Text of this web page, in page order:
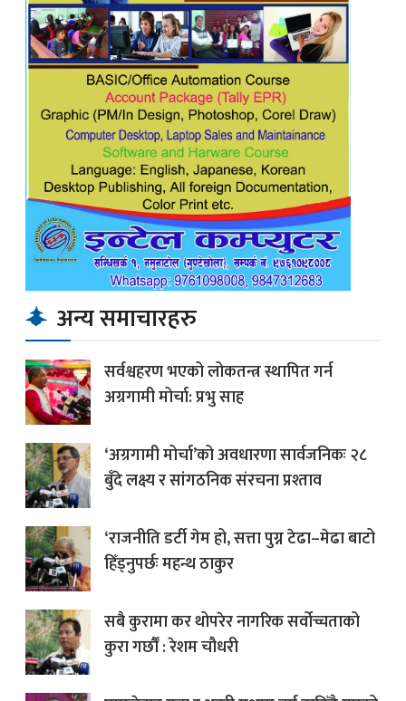
अन्य समाचारहरु
सर्वश्वहरण भएको लोकतन्त्र स्थापित गर्न
अग्रगामी मोर्चा: प्रभु साह
‘अग्रगामी मोर्चा’को अवधारणा सार्वजनिकः २८
बुँदे लक्ष्य र सांगठनिक संरचना प्रश्ताव
‘राजनीति डर्टी गेम हो, सत्ता पुग्न टेढा–मेढा बाटो
हिँड्नुपर्छः महन्थ ठाकुर
सबै कुरामा कर थोपरेर नागरिक सर्वोच्चताको
कुरा गर्छौँ : रेशम चौधरी